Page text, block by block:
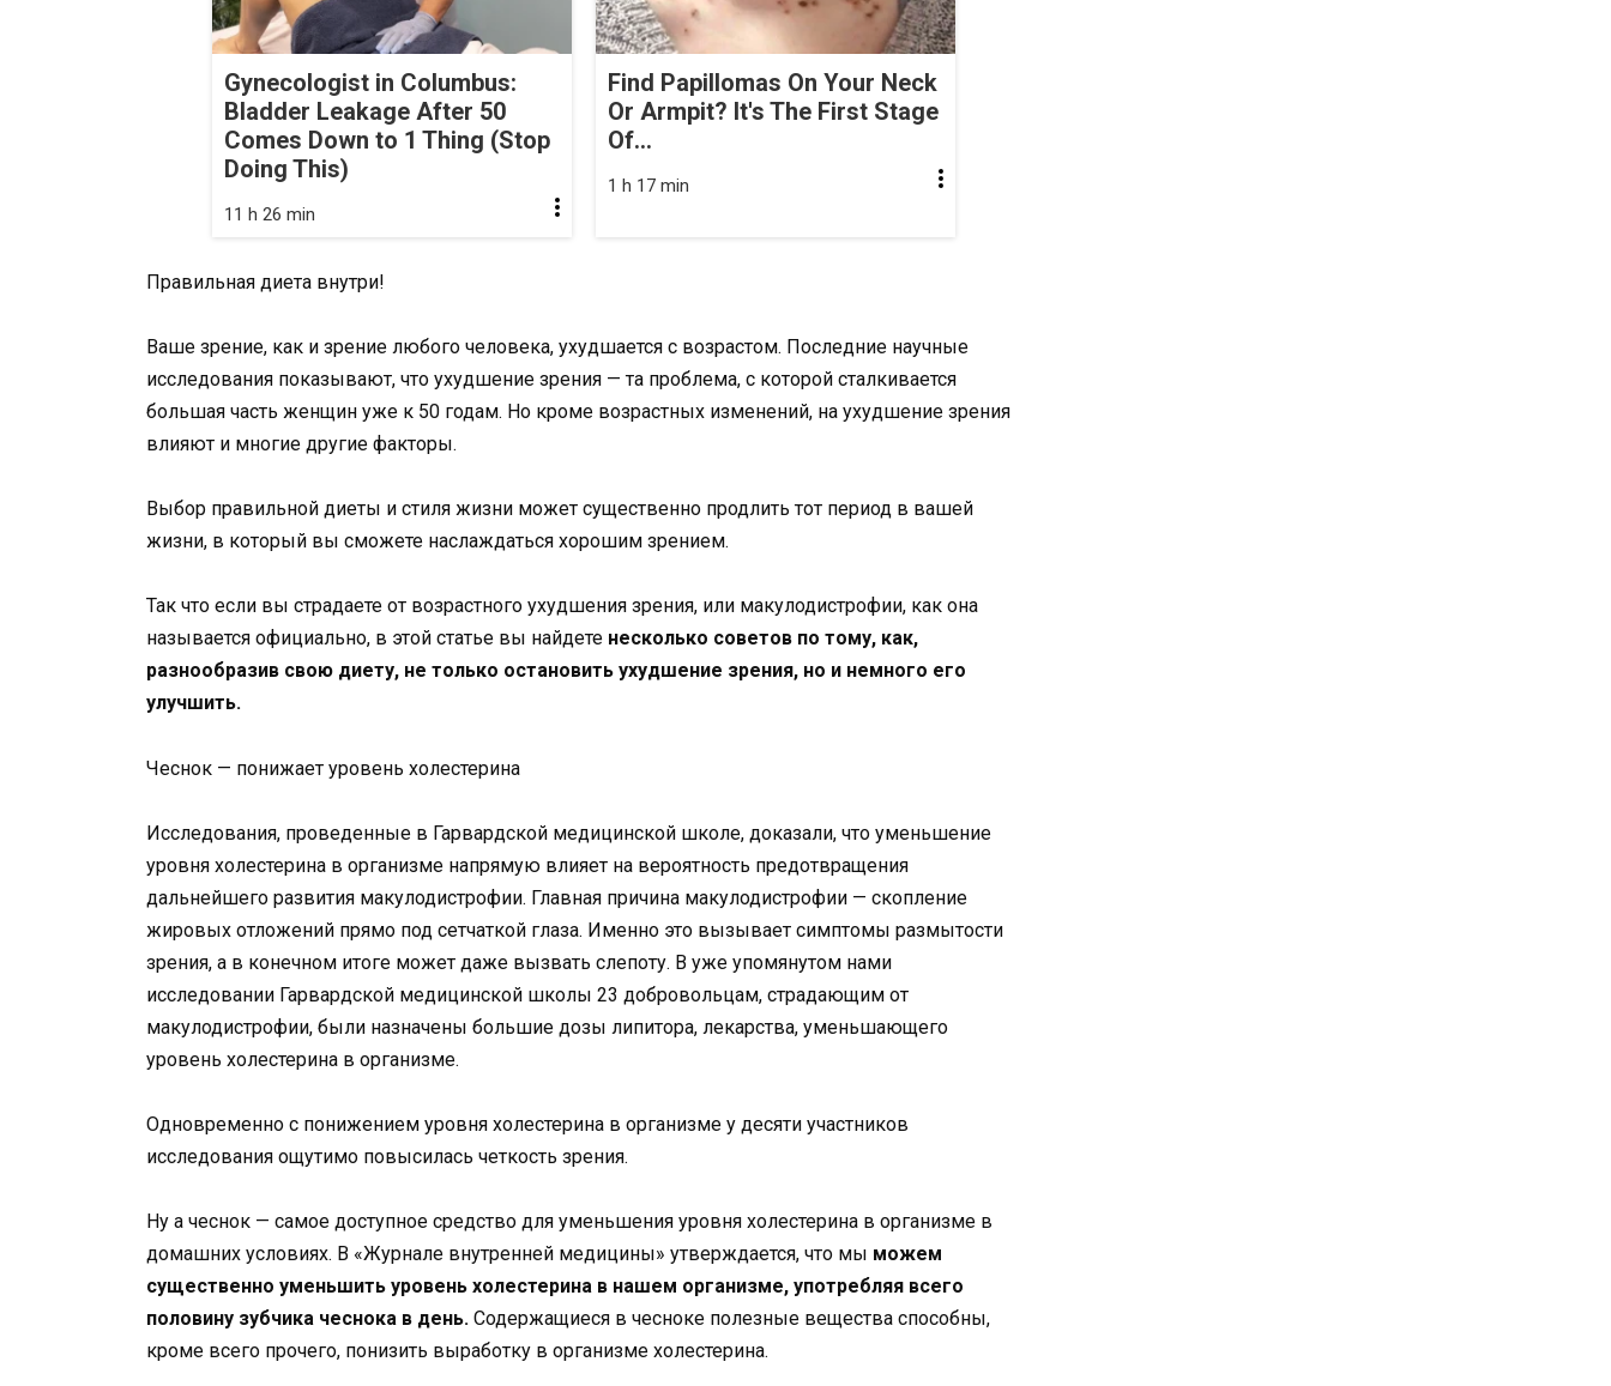
Gynecologist in Columbus:
Bladder Leakage After 50
Comes Down to 1 Thing (Stop
Doing This)
11 h 26 min
Find Papillomas On Your Neck
Or Armpit? It's The First Stage
Of...
1 h 17 min
Правильная диета внутри!
Ваше зрение, как и зрение любого человека, ухудшается с возрастом. Последние научные
исследования показывают, что ухудшение зрения — та проблема, с которой сталкивается
большая часть женщин уже к 50 годам. Но кроме возрастных изменений, на ухудшение зрения
влияют и многие другие факторы.
Выбор правильной диеты и стиля жизни может существенно продлить тот период в вашей
жизни, в который вы сможете наслаждаться хорошим зрением.
Так что если вы страдаете от возрастного ухудшения зрения, или макулодистрофии, как она
называется официально, в этой статье вы найдете несколько советов по тому, как,
разнообразив свою диету, не только остановить ухудшение зрения, но и немного его
улучшить.
Чеснок — понижает уровень холестерина
Исследования, проведенные в Гарвардской медицинской школе, доказали, что уменьшение
уровня холестерина в организме напрямую влияет на вероятность предотвращения
дальнейшего развития макулодистрофии. Главная причина макулодистрофии — скопление
жировых отложений прямо под сетчаткой глаза. Именно это вызывает симптомы размытости
зрения, а в конечном итоге может даже вызвать слепоту. В уже упомянутом нами
исследовании Гарвардской медицинской школы 23 добровольцам, страдающим от
макулодистрофии, были назначены большие дозы липитора, лекарства, уменьшающего
уровень холестерина в организме.
Одновременно с понижением уровня холестерина в организме у десяти участников
исследования ощутимо повысилась четкость зрения.
Ну а чеснок — самое доступное средство для уменьшения уровня холестерина в организме в
домашних условиях. В «Журнале внутренней медицины» утверждается, что мы можем
существенно уменьшить уровень холестерина в нашем организме, употребляя всего
половину зубчика чеснока в день. Содержащиеся в чесноке полезные вещества способны,
кроме всего прочего, понизить выработку в организме холестерина.